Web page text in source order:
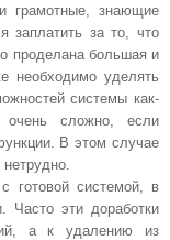
грамотные, знающие
заплатить за то, что
проделана большая и
необходимо уделять
системы как-
сложно, если
В этом случае
готовой системой, в
Часто эти доработки
а к удалению из